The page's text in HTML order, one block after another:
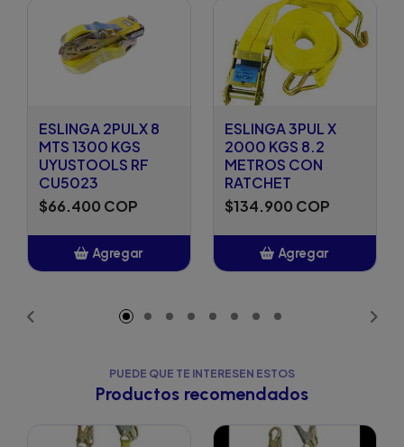
ESLINGA 2PULX 8
MTS 1300 KGS
UYUSTOOLS RF
CU5023
$66.400 COP
Agregar
ESLINGA 3PUL X
2000 KGS 8.2
METROS CON
RATCHET
$134.900 COP
Agregar
PUEDE QUE TE INTERESEN ESTOS
Productos recomendados